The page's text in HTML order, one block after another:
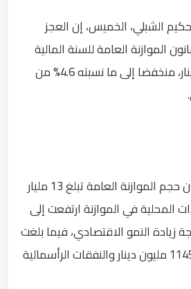
الشبلي، الخميس، إن العجز
الموازنة العامة للسنة المالية
وصل إلى 2.12 مليار دينار، منخفضا إلى ما نسبته 4.6% من
وأضاف لـ "المملكة" أن حجم الموازنة العامة تبلغ 13 مليار
المحلية في الموازنة ارتفعت إلى
نتيجة زيادة النمو الاقتصادي، فيما بلغت
النفقات الجارية إلى 11456 مليون دينار والنفقات الرأسمالية